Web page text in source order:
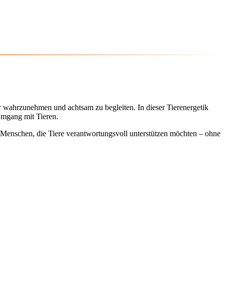
und achtsam zu begleiten. In dieser Tierenergetik
mit Tieren.
die Tiere verantwortungsvoll unterstützen möchten – ohne